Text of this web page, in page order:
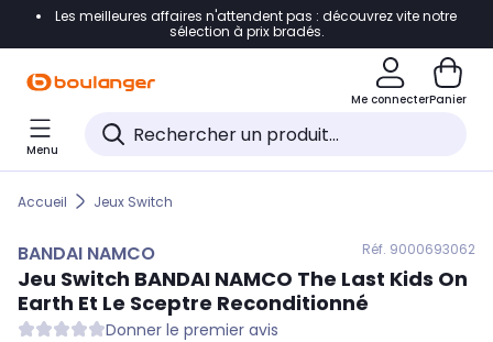
Accéder directement à la navigation
Accéder directement au pied de page
Accéder directement au chatbot
Les meilleures affaires n'attendent pas : découvrez vite notre
sélection à prix bradés.
Me connecterPanier
Menu
Accueil Jeux Switch
BANDAI NAMCO Réf. 9000693062
Jeu Switch BANDAI NAMCO The Last Kids On
Earth Et Le Sceptre Reconditionné
Donner le premier avis